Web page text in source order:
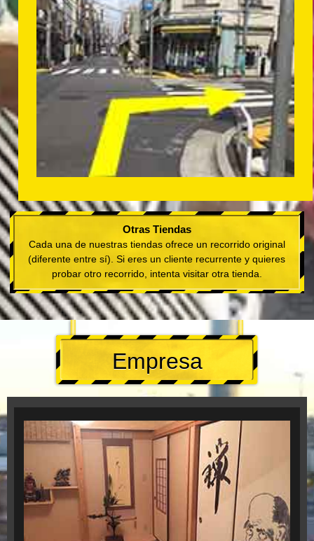
Otras Tiendas
Cada una de nuestras tiendas ofrece un recorrido original
(diferente entre sí). Si eres un cliente recurrente y quieres
probar otro recorrido, intenta visitar otra tienda.
Empresa